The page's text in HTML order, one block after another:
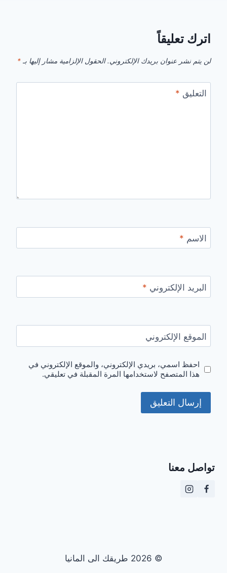
اترك تعليقاً
لن يتم نشر عنوان بريدك الإلكتروني. الحقول الإلزامية مشار إليها بـ *
التعليق *
الاسم *
البريد الإلكتروني *
الموقع الإلكتروني
احفظ اسمي، بريدي الإلكتروني، والموقع الإلكتروني في
هذا المتصفح لاستخدامها المرة المقبلة في تعليقي.
تواصل معنا
© 2026 طريقك الى المانيا